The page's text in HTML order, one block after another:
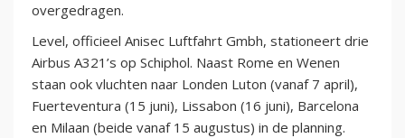
overgedragen.
Level, officieel Anisec Luftfahrt Gmbh, stationeert drie
Airbus A321’s op Schiphol. Naast Rome en Wenen
staan ook vluchten naar Londen Luton (vanaf 7 april),
Fuerteventura (15 juni), Lissabon (16 juni), Barcelona
en Milaan (beide vanaf 15 augustus) in de planning.